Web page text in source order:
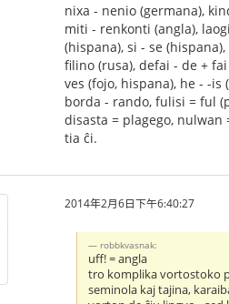
nixa - nenio (germana),
miti - renkonti (angla),
(hispana), si - se
filino (rusa), defai - de +
ves (fojo, hispana), he - -
borda - rando, fulisi = ful
disasta = plagego, nulwan
tia ĉi.
2014年2月6日下午6:40:27
robbkvasnak:
uff! = angla
tro komplika vortostoko
seminola kaj tajina,